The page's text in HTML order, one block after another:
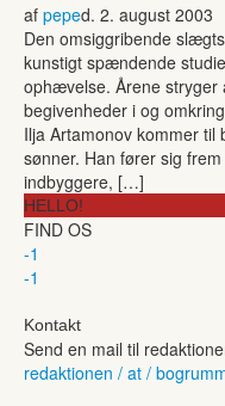
af peped. 2. august 2003
Den omsiggribende
kunstigt spændende
ophævelse. Årene stryger
begivenheder i og
Ilja Artamonov kommer til
sønner. Han fører sig
indbyggere, […]
HELLO!
FIND OS
-1
-1
Kontakt
Send en mail til
redaktionen / at /